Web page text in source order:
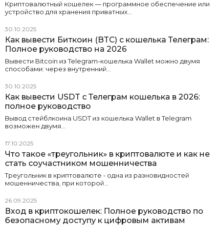
Криптовалютный кошелек — программное обеспечение или
устройство для хранения приватных…
30.10.2025
Как вывести Биткоин (BTC) с кошелька Телеграм:
Полное руководство на 2026
Вывести Bitcoin из Telegram-кошелька Wallet можно двумя
способами: через внутренний…
30.10.2025
Как вывести USDT с Телеграм кошелька в 2026:
полное руководство
Вывод стейблкоина USDT из кошелька Wallet в Telegram
возможен двумя…
17.10.2025
Что такое «треугольник» в криптовалюте и как не
стать соучастником мошенничества
Треугольник в криптовалюте - одна из разновидностей
мошенничества, при которой…
26.09.2025
Вход в криптокошелек: Полное руководство по
безопасному доступу к цифровым активам